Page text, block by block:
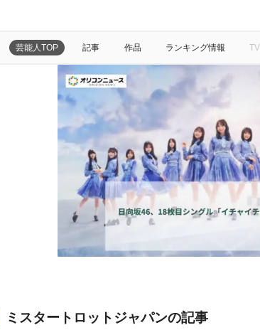
芸能人TOP 記事 作品 ランキング情報
ミスタートロットジャパンの記事